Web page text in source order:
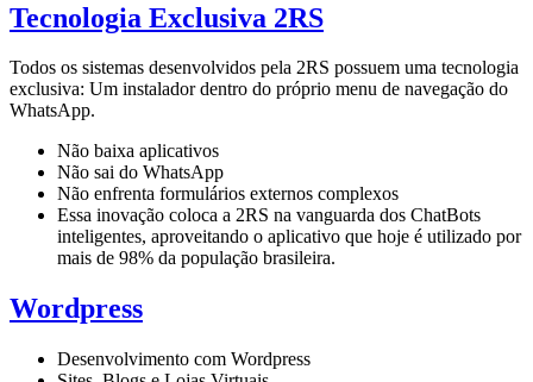
Tecnologia Exclusiva 2RS
Todos os sistemas desenvolvidos pela 2RS possuem uma tecnologia
exclusiva: Um instalador dentro do próprio menu de navegação do
WhatsApp.
Não baixa aplicativos
Não sai do WhatsApp
Não enfrenta formulários externos complexos
Essa inovação coloca a 2RS na vanguarda dos ChatBots
inteligentes, aproveitando o aplicativo que hoje é utilizado por
mais de 98% da população brasileira.
Wordpress
Desenvolvimento com Wordpress